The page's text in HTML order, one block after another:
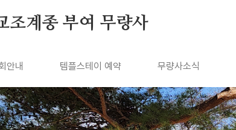
조계종 부여 무량사
안내 템플스테이 예약 무량사소식